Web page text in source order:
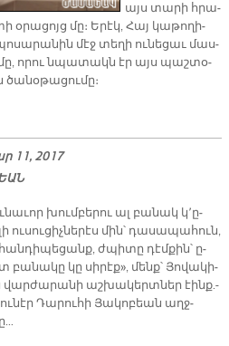
այս տա­րի հրա­
մը։ Ե­րէկ, Հայ կա­թո­ղի­
մէջ տե­ղի ու­նե­ցաւ մաս­
ո­րու նպա­տակն էր այս պաշ­տօ­
ծա­նօ­թա­ցու­մը։
11, 2017
խում­բե­րու ալ բա­նակ կ՚ը­
ու­սու­ցիչ­նե­րէս մին՝ դա­սա­պա­հուն,
ժպի­տը դէմ­քին՝ ը­
բա­նա­կը կը սի­րէք», մենք՝ Յո­վա­կի­
վար­ժա­րա­նի աշ­խա­կերտ­ներ էինք.-
Դա­րու­հի Յա­կո­բեան աղջ­